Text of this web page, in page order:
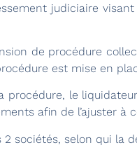
judiciaire
de procédure
est mise en
procédure, le
afin de l’ajuster à
sociétés, selon qui la